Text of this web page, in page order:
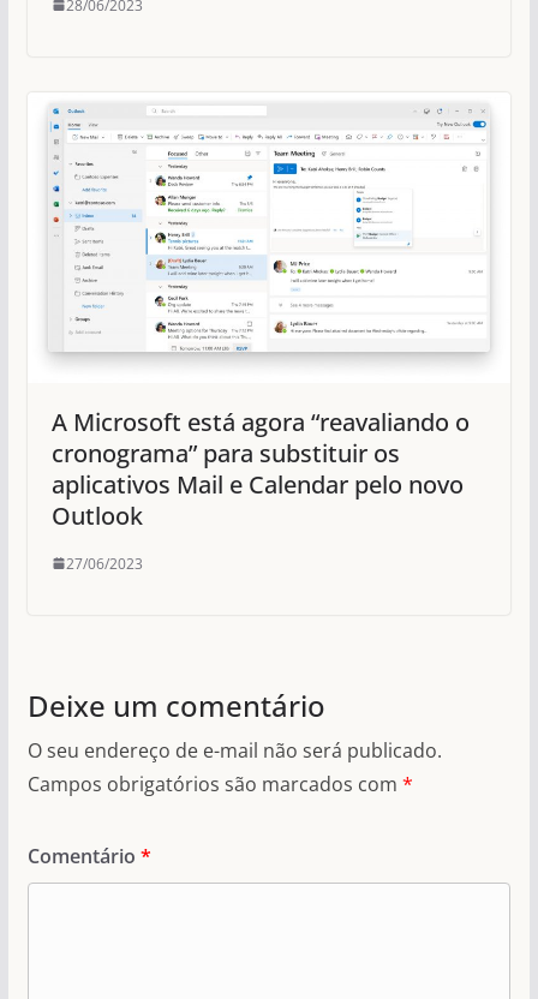
28/06/2023
A Microsoft está agora “reavaliando o
cronograma” para substituir os
aplicativos Mail e Calendar pelo novo
Outlook
27/06/2023
Deixe um comentário
O seu endereço de e-mail não será publicado.
Campos obrigatórios são marcados com *
Comentário *